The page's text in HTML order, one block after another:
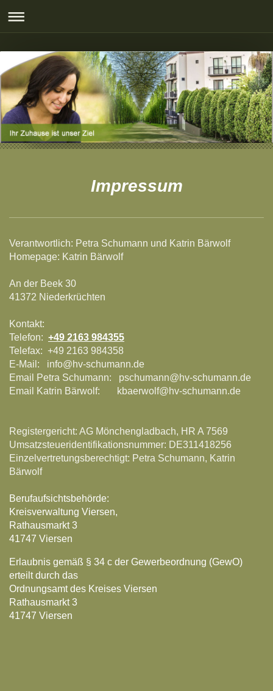
Impressum
Verantwortlich: Petra Schumann und Katrin Bärwolf
Homepage: Katrin Bärwolf
An der Beek 30
41372 Niederkrüchten
Kontakt:
Telefon: +49 2163 984355
Telefax: +49 2163 984358
E-Mail: info@hv-schumann.de
Email Petra Schumann: pschumann@hv-schumann.de
Email Katrin Bärwolf: kbaerwolf@hv-schumann.de
Registergericht: AG Mönchengladbach, HR A 7569
Umsatzsteueridentifikationsnummer: DE311418256
Einzelvertretungsberechtigt: Petra Schumann, Katrin
Bärwolf
Berufaufsichtsbehörde:
Kreisverwaltung Viersen,
Rathausmarkt 3
41747 Viersen
Erlaubnis gemäß § 34 c der Gewerbeordnung (GewO)
erteilt durch das
Ordnungsamt des Kreises Viersen
Rathausmarkt 3
41747 Viersen